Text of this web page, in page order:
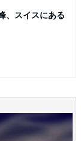
、スイスにある